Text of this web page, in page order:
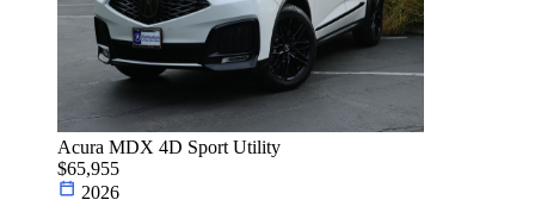
Acura MDX 4D Sport Utility
$65,955
2026